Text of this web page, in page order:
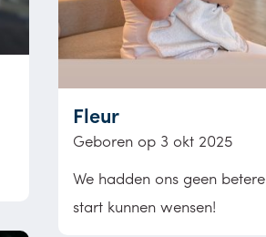
Fleur
Geboren op 3 okt 2025
We hadden ons geen betere
start kunnen wensen!